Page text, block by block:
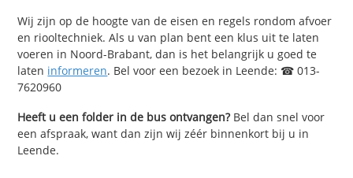
Wij zijn op de hoogte van de eisen en regels rondom afvoer
en riooltechniek. Als u van plan bent een klus uit te laten
voeren in Noord-Brabant, dan is het belangrijk u goed te
laten informeren. Bel voor een bezoek in Leende: ☎ 013-
7620960
Heeft u een folder in de bus ontvangen?Bel dan snel voor
een afspraak, want dan zijn wij zéér binnenkort bij u in
Leende.